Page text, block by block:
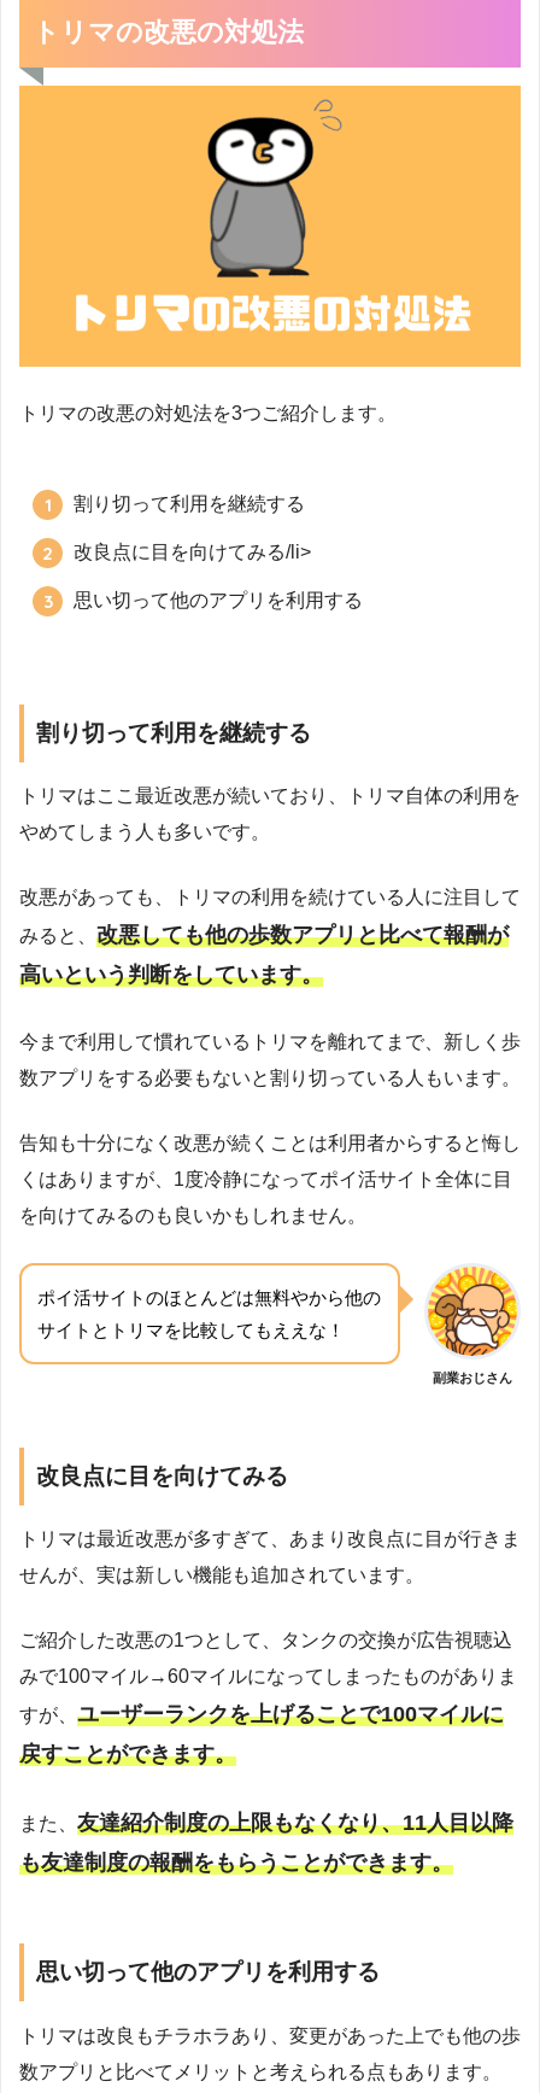
トリマの改悪の対処法
トリマの改悪の対処法を3つご紹介します。
割り切って利用を継続する
改良点に目を向けてみる/li>
思い切って他のアプリを利用する
割り切って利用を継続する
トリマはここ最近改悪が続いており、トリマ自体の利用を
やめてしまう人も多いです。
改悪があっても、トリマの利用を続けている人に注目して
みると、 改悪しても他の歩数アプリと比べて報酬が
高いという判断をしています。
今まで利用して慣れているトリマを離れてまで、新しく歩
数アプリをする必要もないと割り切っている人もいます。
告知も十分になく改悪が続くことは利用者からすると悔し
くはありますが、1度冷静になってポイ活サイト全体に目
を向けてみるのも良いかもしれません。
ポイ活サイトのほとんどは無料やから他の
サイトとトリマを比較してもええな！
副業おじさん
改良点に目を向けてみる
トリマは最近改悪が多すぎて、あまり改良点に目が行きま
せんが、実は新しい機能も追加されています。
ご紹介した改悪の1つとして、タンクの交換が広告視聴込
みで100マイル→60マイルになってしまったものがありま
すが、 ユーザーランクを上げることで100マイルに
戻すことができます。
また、 友達紹介制度の上限もなくなり、11人目以降
も友達制度の報酬をもらうことができます。
思い切って他のアプリを利用する
トリマは改良もチラホラあり、変更があった上でも他の歩
数アプリと比べてメリットと考えられる点もあります。